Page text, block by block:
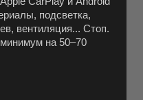
подсветка,
вентиляция... Стоп.
на 50–70